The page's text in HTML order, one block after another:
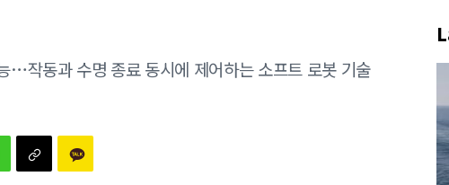
…작동과 수명 종료 동시에 제어하는 소프트 로봇 기술